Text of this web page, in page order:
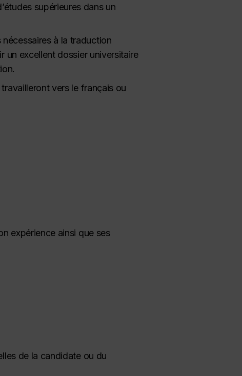
supérieures dans un
à la traduction
un excellent dossier universitaire
vers le français ou
expérience ainsi que ses
de la candidate ou du